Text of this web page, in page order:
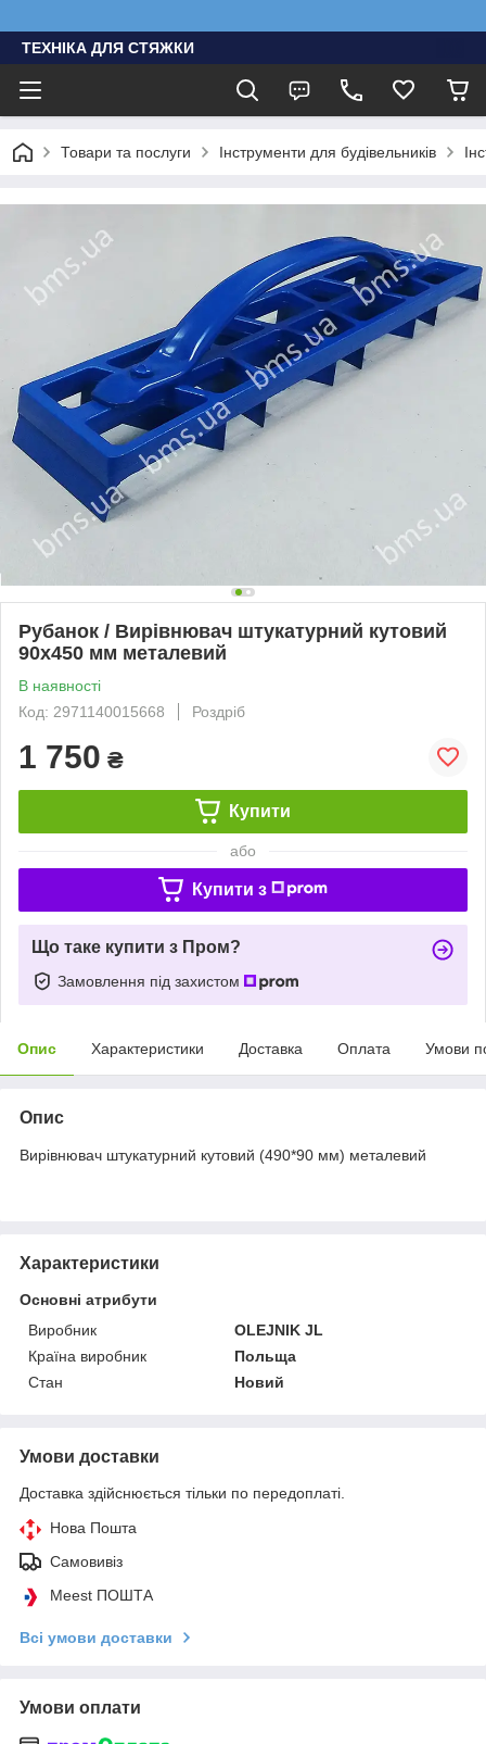
ТЕХНІКА ДЛЯ СТЯЖКИ
Товари та послуги Інструменти для будівельників
Рубанок / Вирівнювач штукатурний кутовий
90х450 мм металевий
В наявності
Код: 2971140015668
Роздріб
1 750 ₴
Купити
або
Купити з
Що таке купити з Пром?
Замовлення під захистом
Опис Характеристики Доставка Оплата Умови
Опис
Вирівнювач штукатурний кутовий (490*90 мм) металевий
Характеристики
Основні атрибути
Виробник
OLEJNIK JL
Країна виробник
Польща
Стан
Новий
Умови доставки
Доставка здійснюється тільки по передоплаті.
Нова Пошта
Самовивіз
Meest ПОШТА
Всі умови доставки
Умови оплати